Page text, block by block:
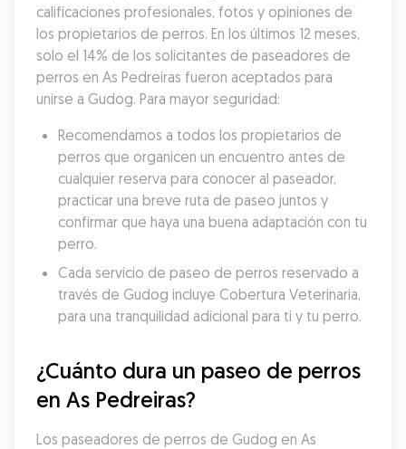
calificaciones profesionales, fotos y opiniones de
los propietarios de perros. En los últimos 12 meses,
solo el 14% de los solicitantes de paseadores de
perros en As Pedreiras fueron aceptados para
unirse a Gudog. Para mayor seguridad:
Recomendamos a todos los propietarios de
perros que organicen un encuentro antes de
cualquier reserva para conocer al paseador,
practicar una breve ruta de paseo juntos y
confirmar que haya una buena adaptación con tu
perro.
Cada servicio de paseo de perros reservado a
través de Gudog incluye Cobertura Veterinaria,
para una tranquilidad adicional para ti y tu perro.
¿Cuánto dura un paseo de perros
en As Pedreiras?
Los paseadores de perros de Gudog en As